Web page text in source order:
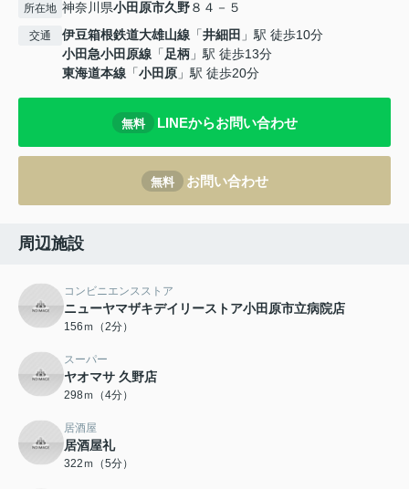
所在地 神奈川県小田原市久野８４－５
交通 伊豆箱根鉄道大雄山線 「井細田 」駅 徒歩10分
小田急小田原線 「足柄 」駅 徒歩13分
東海道本線 「小田原 」駅 徒歩20分
無料 LINEからお問い合わせ
無料 お問い合わせ
周辺施設
コンビニエンスストア
ニューヤマザキデイリーストア小田原市立病院店
156ｍ（2分）
スーパー
ヤオマサ 久野店
298ｍ（4分）
居酒屋
居酒屋礼
322ｍ（5分）